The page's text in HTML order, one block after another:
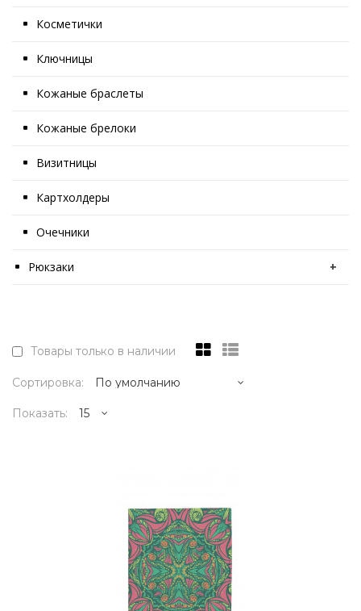
Косметички
Ключницы
Кожаные браслеты
Кожаные брелоки
Визитницы
Картхолдеры
Очечники
Рюкзаки +
Товары только в наличии
Сортировка:
Показать:
..
КУПИТЬ